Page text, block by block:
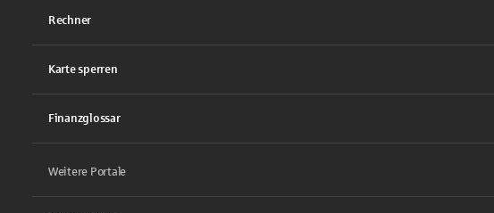
Rechner
Karte sperren
Finanzglossar
Weitere Portale